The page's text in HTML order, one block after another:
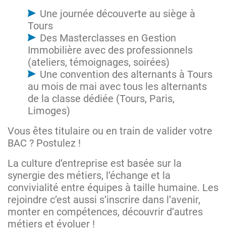
Une journée découverte au siège à
Tours
Des Masterclasses en Gestion
Immobilière avec des professionnels
(ateliers, témoignages, soirées)
Une convention des alternants à Tours
au mois de mai avec tous les alternants
de la classe dédiée (Tours, Paris,
Limoges)
Vous êtes titulaire ou en train de valider votre
BAC ? Postulez !
La culture d’entreprise est basée sur la
synergie des métiers, l’échange et la
convivialité entre équipes à taille humaine. Les
rejoindre c’est aussi s’inscrire dans l’avenir,
monter en compétences, découvrir d’autres
métiers et évoluer !